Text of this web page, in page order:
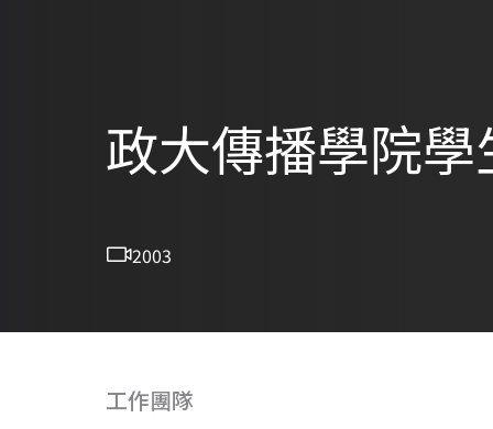
政大傳播學院
2003
工作團隊